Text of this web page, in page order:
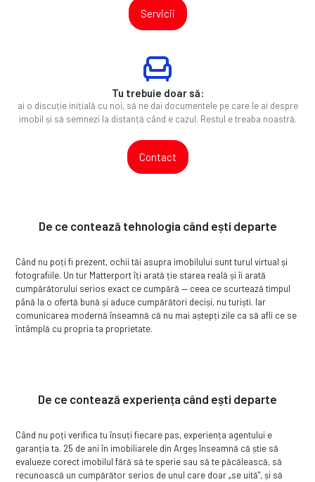
Servicii
Tu trebuie doar să:
ai o discuție inițială cu noi, să ne dai documentele pe care le ai despre
imobil și să semnezi la distanță când e cazul. Restul e treaba noastră.
Contact
De ce contează tehnologia când ești departe
Când nu poți fi prezent, ochii tăi asupra imobilului sunt turul virtual și
fotografiile. Un tur Matterport îți arată ție starea reală și îi arată
cumpărătorului serios exact ce cumpără — ceea ce scurtează timpul
până la o ofertă bună și aduce cumpărători deciși, nu turiști. Iar
comunicarea modernă înseamnă că nu mai aștepți zile ca să afli ce se
întâmplă cu propria ta proprietate.
De ce contează experiența când ești departe
Când nu poți verifica tu însuți fiecare pas, experiența agentului e
garanția ta. 25 de ani în imobiliarele din Argeș înseamnă că știe să
evalueze corect imobilul fără să te sperie sau să te păcălească, să
recunoască un cumpărător serios de unul care doar „se uită", și să